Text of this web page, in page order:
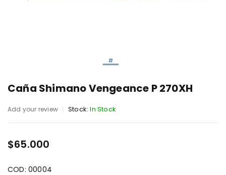
Caña Shimano Vengeance P 270XH
Add your review Stock: In Stock
$65.000
COD: 00004